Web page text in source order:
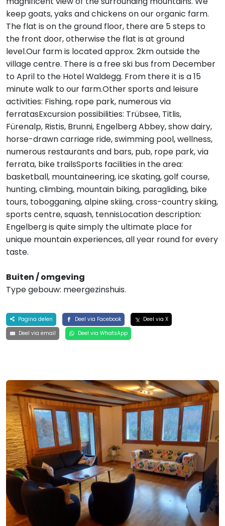
keep goats, yaks and chickens on our organic farm.
The flat is on the ground floor, there are 5 steps to
the front door, otherwise the flat is at ground
level.Our farm is located approx. 2km outside the
village centre. There is a free ski bus from December
to April to the Hotel Waldegg. From there it is a 15
minute walk to our farm.Other sports and leisure
activities: Fishing, rope park, numerous via
ferratasExcursion possibilities: Trübsee, Titlis,
Fürenalp, Ristis, Brunni, Engelberg Abbey, show dairy,
horse-drawn carriage ride, swimming pool, wellness,
numerous restaurants and bars, pub, rope park, via
ferrata, bike trailsSports facilities in the area:
basketball, mountaineering, ice skating, golf course,
hunting, climbing, mountain biking, paragliding, bike
tours, tobogganing, alpine skiing, cross-country skiing,
sports centre, squash, tennisLocation description:
Engelberg is quite simply the ultimate place for
unique mountain experiences, all year round for every
taste.
Buiten / omgeving
Type gebouw: meergezinshuis.
Pagina delen Deel via Facebook
Deel via X
Deel via email
Deel via WhatsApp